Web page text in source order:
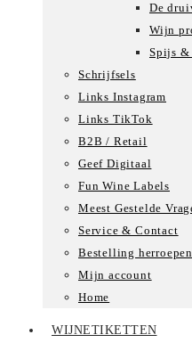
De
Wijn
Spijs &
Schrijfsels
Links Instagram
Links TikTok
B2B / Retail
Geef Digitaal
Fun Wine Labels
Meest Gestelde
Service & Contact
Bestelling herroepen
Mijn account
Home
WIJNETIKETTEN